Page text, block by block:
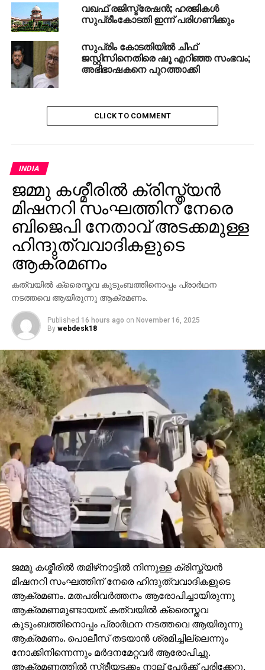
RELATED TOPICS:
UP NEXT
നവീന്‍ ബാബുവിന്റെ മരണം; സി.ബി.ഐ
അന്വേഷണം ആവശ്യപ്പെട്ടുള്ള കുടുംബത്തിന്റെ
ക്ഷേത്രോത്സവ പരിപാടിക്കിടെ വീണ്ടും
വഖഫ് രജിസ്ട്രേഷന്‍; ഹരജികള്‍
സുപ്രീംകോടതി ഇന്ന് പരിഗണിക്കും
സുപ്രിം കോടതിയില്‍ ചീഫ്
ജസ്റ്റിസിനെതിരെ ഷൂ എറിഞ്ഞ സംഭവം;
അഭിഭാഷകനെ പുറത്താക്കി
CLICK TO COMMENT
INDIA
ജമ്മു കശ്മീരില്‍ ക്രിസ്ത്യന്‍
മിഷനറി സംഘത്തിന് നേരെ
ബിജെപി നേതാവ് അടക്കമുള്ള
ഹിന്ദുത്വവാദികളുടെ
ആക്രമണം
കത്വയില്‍ ക്രൈസ്തവ കുടുംബത്തിനൊപ്പം പ്രാര്‍ഥന
നടത്തവെ ആയിരുന്നു ആക്രമണം.
Published 16 hours ago on November 16, 2025
By webdesk18
ജമ്മു കശ്മീരില്‍ തമിഴ്‌നാട്ടില്‍ നിന്നുള്ള ക്രിസ്ത്യന്‍
മിഷനറി സംഘത്തിന് നേരെ ഹിന്ദുത്വവാദികളുടെ
ആക്രമണം. മതപരിവര്‍ത്തനം ആരോപിച്ചായിരുന്നു
ആക്രമണമുണ്ടായത്. കത്വയില്‍ ക്രൈസ്തവ
കുടുംബത്തിനൊപ്പം പ്രാര്‍ഥന നടത്തവെ ആയിരുന്നു
ആക്രമണം. പൊലീസ് തടയാന്‍ ശ്രമിച്ചില്ലെന്നും
നോക്കിനിന്നെന്നും മര്‍ദനമേറ്റവര്‍ ആരോപിച്ചു.
ആക്രമണത്തില്‍ സ്ത്രീയടക്കം നാല് പേര്‍ക്ക് പരിക്കേറ്റു.